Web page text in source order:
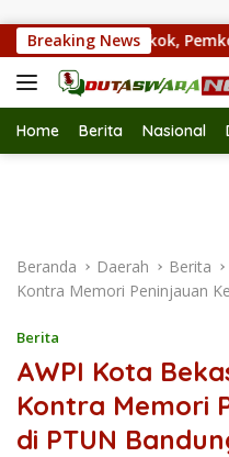
Breaking News
Tak Merokok, Pemkot
Home Berita Nasional
Beranda Daerah Berita
Kontra Memori Peninjauan
Berita
AWPI Kota
Kontra Memori
di PTUN